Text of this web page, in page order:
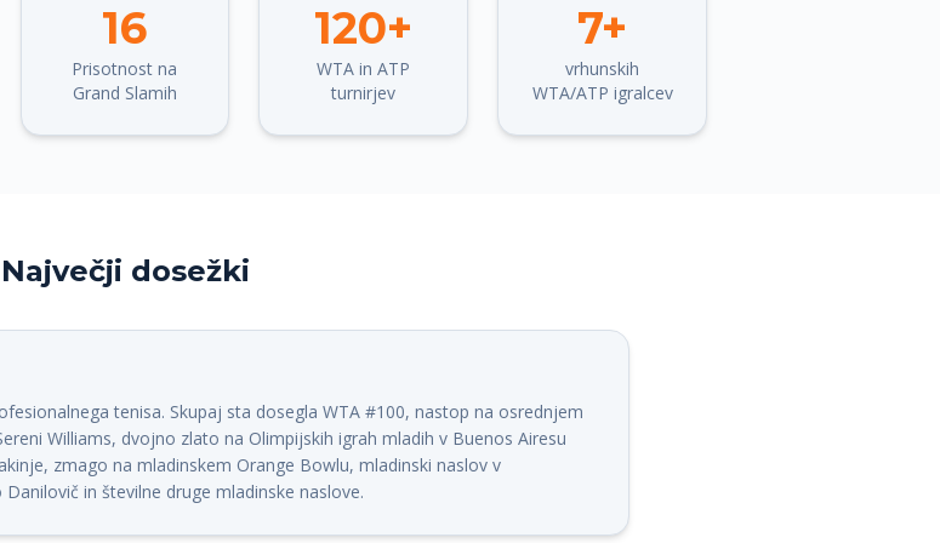
16
Prisotnost na
Grand Slamih
120+
WTA in ATP
turnirjev
7+
vrhunskih
WTA/ATP igralcev
Največji dosežki
tenisa. Skupaj sta dosegla WTA #100, nastop na osrednjem
Williams, dvojno zlato na Olimpijskih igrah mladih v Buenos Airesu
zmago na mladinskem Orange Bowlu, mladinski naslov v
in številne druge mladinske naslove.